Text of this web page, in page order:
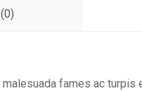
fames ac